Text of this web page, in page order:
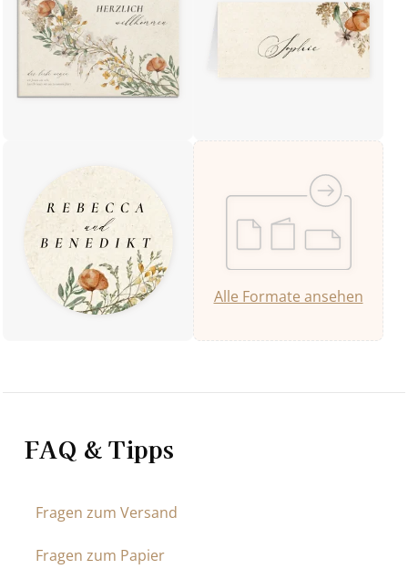
Alle Formate ansehen
FAQ & Tipps
Fragen zum Versand
Fragen zum Papier